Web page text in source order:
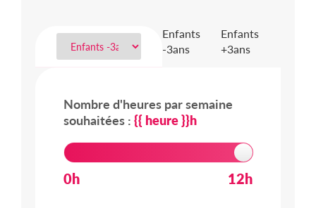
Enfants
-3ans
Enfants
+3ans
Nombre d'heures par semaine
souhaitées : {{ heure }}h
0h 12h